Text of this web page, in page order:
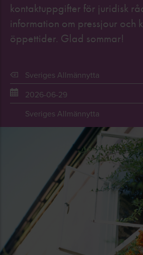
kontaktuppgifter för juridisk
information om pressjour och
öppettider. Glad sommar!
Sveriges Allmännytta
2026-06-29
Sveriges Allmännytta